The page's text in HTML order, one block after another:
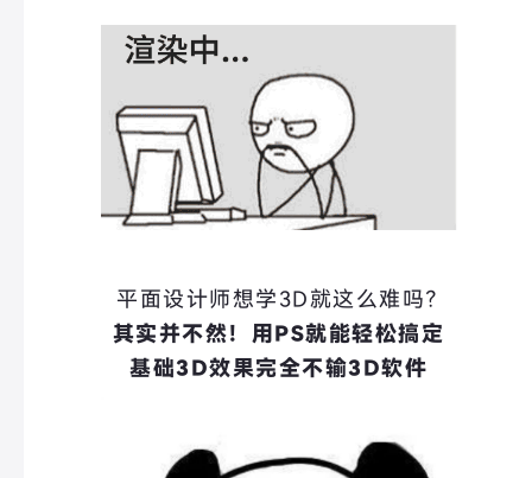
平面设计师想学3D就这么难吗？
其实并不然！用PS就能轻松搞定
基础3D效果完全不输3D软件